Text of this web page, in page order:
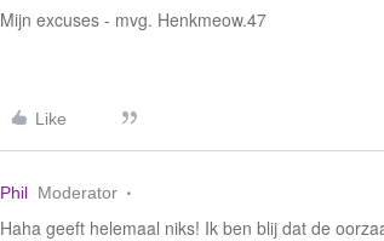
Mijn excuses - mvg. Henkmeow.47
Like
Phil Moderator
Haha geeft helemaal niks! Ik ben blij dat de